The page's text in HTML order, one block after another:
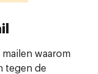
waarom
tegen de